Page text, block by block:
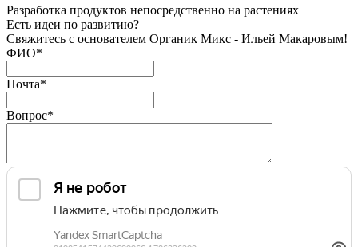
Разработка продуктов непосредственно на растениях
Есть идеи по развитию?
Свяжитесь с основателем Органик Микс - Ильей Макаровым!
ФИО*
Почта*
Вопрос*